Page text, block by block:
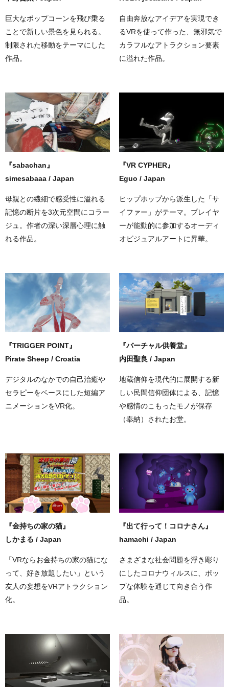
巨大なポップコーンを飛び乗る
ことで新しい景色を見られる。
制限された移動をテーマにした
作品。
自由奔放なアイデアを実現でき
るVRを使って作った、無邪気で
カラフルなアトラクション要素
に溢れた作品。
『sabachan』
simesabaaa / Japan
母親との繊細で感受性に溢れる
記憶の断片を3次元空間にコラー
ジュ。作者の深い深層心理に触
れる作品。
『VR CYPHER』
Eguo / Japan
ヒップホップから派生した「サ
イファー」がテーマ。プレイヤ
ーが能動的に参加するオーディ
オビジュアルアートに昇華。
『TRIGGER POINT』
Pirate Sheep / Croatia
デジタルのなかでの自己治癒や
セラピーをベースにした短編ア
ニメーションをVR化。
『バーチャル供養堂』
内田聖良 / Japan
地蔵信仰を現代的に展開する新
しい民間信仰団体による、記憶
や感情のこもったモノが保存
（奉納）されたお堂。
『金持ちの家の猫』
しかまる / Japan
「VRならお金持ちの家の猫にな
って、好き放題したい」という
友人の妄想をVRアトラクション
化。
『出て行って！コロナさん』
hamachi / Japan
さまざまな社会問題を浮き彫り
にしたコロナウィルスに、ポッ
プな体験を通じて向き合う作
品。